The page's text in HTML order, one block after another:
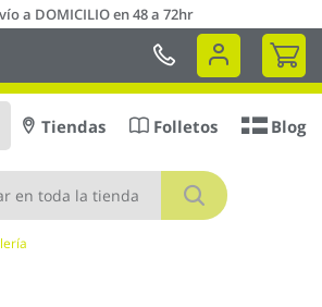
a DOMICILIO en 48 a 72hr
Mi
Buscar
Tiendas Folletos Blog